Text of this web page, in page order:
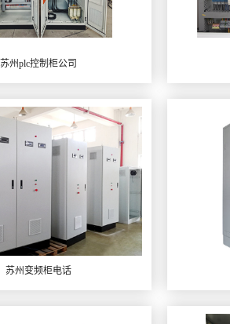
苏州plc控制柜公司
苏州变频柜电话